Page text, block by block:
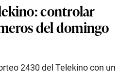
controlar
del domingo
2430 del Telekino con un